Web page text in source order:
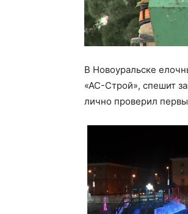
В Новоуральске
«АС-Строй», спешит
лично проверил